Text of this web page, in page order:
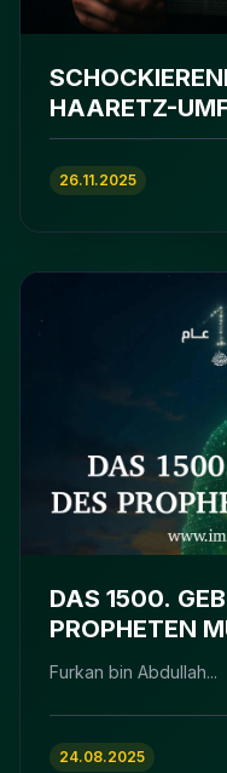
HAARETZ-
WIRKLICH
26.11.2025
DAS 1500.
Furkan bin Abdullah...
24.08.2025